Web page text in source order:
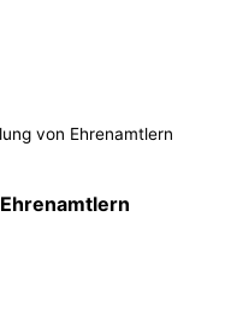
von Ehrenamtlern